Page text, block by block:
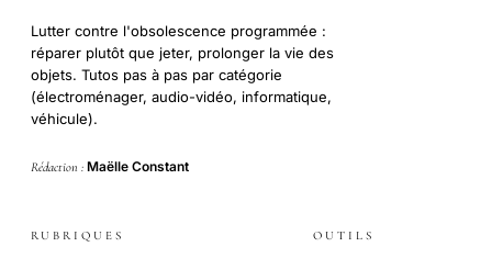
Lutter contre l'obsolescence programmée :
réparer plutôt que jeter, prolonger la vie des
objets. Tutos pas à pas par catégorie
(électroménager, audio-vidéo, informatique,
véhicule).
Rédaction : Maëlle Constant
RUBRIQUES OUTILS